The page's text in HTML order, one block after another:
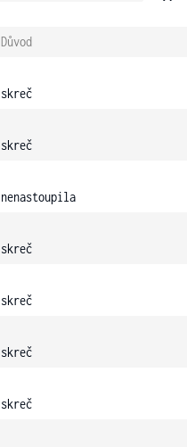
Důvod
skreč
skreč
nenastoupila
skreč
skreč
skreč
skreč